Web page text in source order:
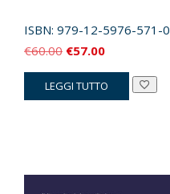
ISBN: 979-12-5976-571-0
€60.00 Il
prezzo
originale
€57.00Il
prezzo
attuale
LEGGI TUTTO